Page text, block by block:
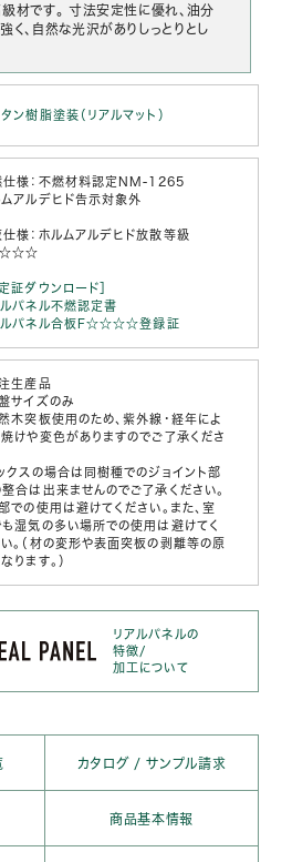
材です。 寸法安定性に優れ、油分
く、自然な光沢がありしっとりとし
ン樹脂塗装（リアルマット）
仕様：不燃材料認定NM-1265
ムアルデヒド告示対象外
様：ホルムアルデヒド放散等級
定証ダウンロード］
ルパネル不燃認定書
ルパネル合板F☆☆☆☆登録証
注生産品
盤サイズのみ
然木突板使用のため、紫外線・経年によ
けや変色がありますのでご了承くださ
ックスの場合は同樹種でのジョイント部
合は出来ませんのでご了承ください。
部での使用は避けてください。また、室
も湿気の多い場所での使用は避けてく
。（材の変形や表面突板の剥離等の原
ります。）
リアルパネルの
特徴/
加工について
カタログ / サンプル請求
商品基本情報